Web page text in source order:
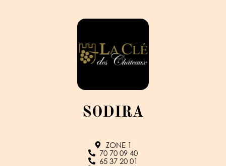
SODIRA
ZONE 1
70 70 09 40
65 37 20 01